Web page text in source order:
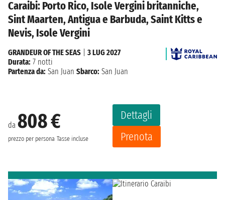
Caraibi: Porto Rico, Isole Vergini britanniche,
Sint Maarten, Antigua e Barbuda, Saint Kitts e
Nevis, Isole Vergini
da 808 €
prezzo per persona Tasse incluse
Dettagli
Prenota
GRANDEUR OF THE SEAS
3 LUG 2027
Durata: 7 notti
Partenza da: San Juan Sbarco: San Juan